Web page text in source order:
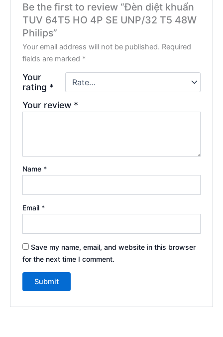
Be the first to review “Đèn diệt khuẩn
TUV 64T5 HO 4P SE UNP/32 T5 48W
Philips”
Your email address will not be published. Required
fields are marked *
Your
rating *
Your review *
Name *
Email *
Save my name, email, and website in this browser
for the next time I comment.